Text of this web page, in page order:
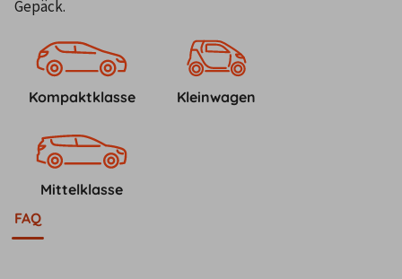
Gepäck.
Kompaktklasse Kleinwagen
Mittelklasse
FAQ